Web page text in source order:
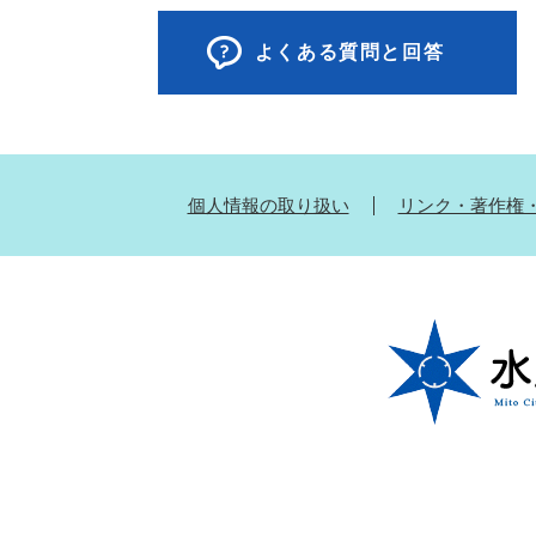
よくある質問と回答
個人情報の取り扱い リンク・著作権